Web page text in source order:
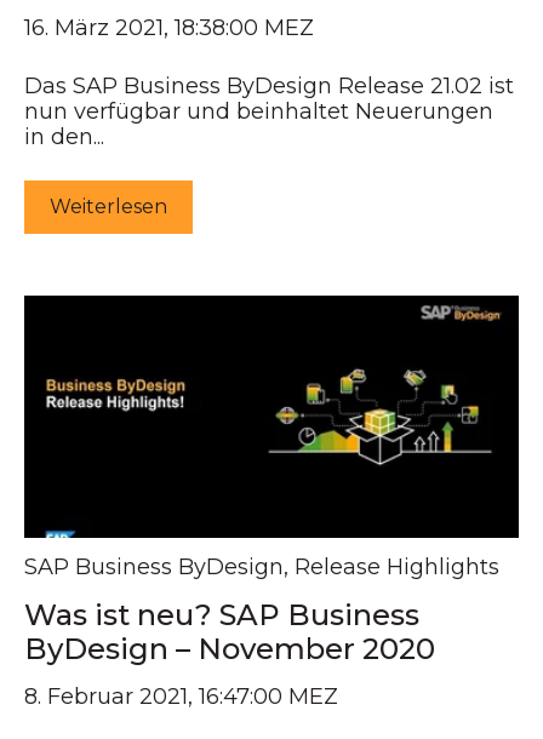
16. März 2021, 18:38:00 MEZ
Das SAP Business ByDesign Release 21.02 ist
nun verfügbar und beinhaltet Neuerungen
in den...
Weiterlesen
SAP Business ByDesign, Release Highlights
Was ist neu? SAP Business
ByDesign – November 2020
8. Februar 2021, 16:47:00 MEZ